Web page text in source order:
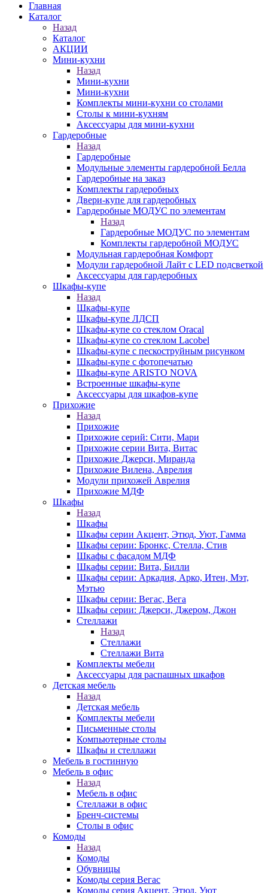
Главная
Каталог
Назад
Каталог
АКЦИИ
Мини-кухни
Назад
Мини-кухни
Мини-кухни
Комплекты мини-кухни со столами
Столы к мини-кухням
Аксессуары для мини-кухни
Гардеробные
Назад
Гардеробные
Модульные элементы гардеробной Белла
Гардеробные на заказ
Комплекты гардеробных
Двери-купе для гардеробных
Гардеробные МОДУС по элементам
Назад
Гардеробные МОДУС по элементам
Комплекты гардеробной МОДУС
Модульная гардеробная Комфорт
Модули гардеробной Лайт с LED подсветкой
Аксессуары для гардеробных
Шкафы-купе
Назад
Шкафы-купе
Шкафы-купе ЛДСП
Шкафы-купе со стеклом Oracal
Шкафы-купе со стеклом Lacobel
Шкафы-купе с пескоструйным рисунком
Шкафы-купе с фотопечатью
Шкафы-купе ARISTO NOVA
Встроенные шкафы-купе
Аксессуары для шкафов-купе
Прихожие
Назад
Прихожие
Прихожие серий: Сити, Мари
Прихожие серии Вита, Витас
Прихожие Джерси, Миранда
Прихожие Вилена, Аврелия
Модули прихожей Аврелия
Прихожие МДФ
Шкафы
Назад
Шкафы
Шкафы серии Акцент, Этюд, Уют, Гамма
Шкафы серии: Бронкс, Стелла, Стив
Шкафы с фасадом МДФ
Шкафы серии: Вита, Билли
Шкафы серии: Аркадия, Арко, Итен, Мэт,
Мэтью
Шкафы серии: Вегас, Вега
Шкафы серии: Джерси, Джером, Джон
Стеллажи
Назад
Стеллажи
Стеллажи Вита
Комплекты мебели
Аксессуары для распашных шкафов
Детская мебель
Назад
Детская мебель
Комплекты мебели
Письменные столы
Компьютерные столы
Шкафы и стеллажи
Мебель в гостинную
Мебель в офис
Назад
Мебель в офис
Стеллажи в офис
Бренч-системы
Столы в офис
Комоды
Назад
Комоды
Обувницы
Комоды серия Вегас
Комоды серия Акцент, Этюд, Уют